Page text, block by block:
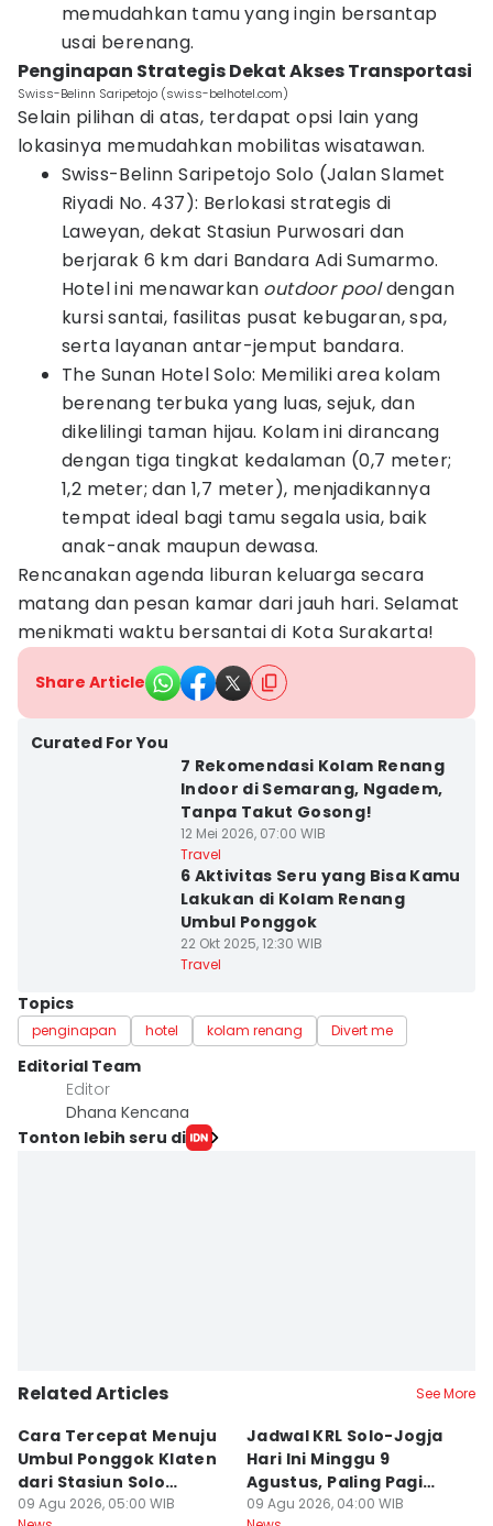
memudahkan tamu yang ingin bersantap
usai berenang.
Penginapan Strategis Dekat Akses Transportasi
Swiss-Belinn Saripetojo (swiss-belhotel.com)
Selain pilihan di atas, terdapat opsi lain yang
lokasinya memudahkan mobilitas wisatawan.
Swiss-Belinn Saripetojo Solo (Jalan Slamet
Riyadi No. 437): Berlokasi strategis di
Laweyan, dekat Stasiun Purwosari dan
berjarak 6 km dari Bandara Adi Sumarmo.
Hotel ini menawarkan outdoor pooldengan
kursi santai, fasilitas pusat kebugaran, spa,
serta layanan antar-jemput bandara.
The Sunan Hotel Solo: Memiliki area kolam
berenang terbuka yang luas, sejuk, dan
dikelilingi taman hijau. Kolam ini dirancang
dengan tiga tingkat kedalaman (0,7 meter;
1,2 meter; dan 1,7 meter), menjadikannya
tempat ideal bagi tamu segala usia, baik
anak-anak maupun dewasa.
Rencanakan agenda liburan keluarga secara
matang dan pesan kamar dari jauh hari. Selamat
menikmati waktu bersantai di Kota Surakarta!
Share Article
Curated For You
7 Rekomendasi Kolam Renang
Indoor di Semarang, Ngadem,
Tanpa Takut Gosong!
12 Mei 2026, 07:00 WIB
Travel
6 Aktivitas Seru yang Bisa Kamu
Lakukan di Kolam Renang
Umbul Ponggok
22 Okt 2025, 12:30 WIB
Travel
Topics
penginapan hotel kolam renang Divert me
Editorial Team
Editor
Dhana Kencana
Tonton lebih seru di
Related Articles See More
Cara Tercepat Menuju
Umbul Ponggok Klaten
dari Stasiun Solo
Balapan di Surakarta
09 Agu 2026, 05:00 WIB
Jadwal KRL Solo-Jogja
Hari Ini Minggu 9
Agustus, Paling Pagi
Berangkat Pukul 05.00
09 Agu 2026, 04:00 WIB